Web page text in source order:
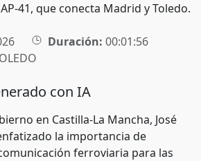
41, que conecta Madrid y Toledo.
Duración: 00:01:56
con IA
en Castilla-La Mancha, José
la importancia de
ferroviaria para las